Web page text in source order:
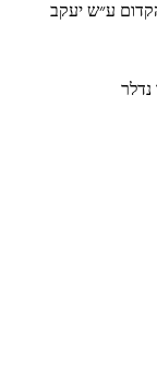
ע״ש יעקב
נדלר